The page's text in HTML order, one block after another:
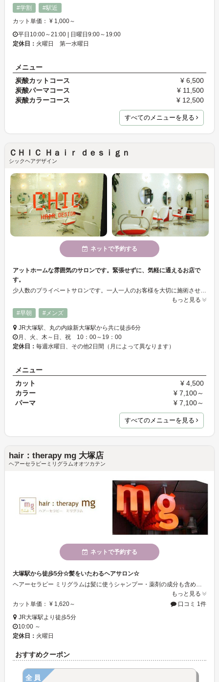
#学割
#駅近
カット単価： ¥ 1,000～
平日10:00～21:00 | 日曜日9:00～19:00
定休日： 火曜日 第一水曜日
メニュー
炭酸カットコース
¥ 6,500
炭酸パーマコース
¥ 11,500
炭酸カラーコース
¥ 12,500
すべてのメニューを見る
ＣＨＩＣ Ｈａｉｒ ｄｅｓｉｇｎ
シックヘアデザイン
ネットで予約する
アットホームな雰囲気のサロンです。緊張せずに、気軽に通えるお店で
す。
少人数のプライベートサロンです。一人一人のお客様を大切に施術させていただきます。白を基調とした清潔感のある雰囲気の中で、施術が受けれます。
もっと見る
#早朝
#メンズ
JR大塚駅、丸の内線新大塚駅から共に徒歩6分
月、火、木～日、祝 10：00～19：00
定休日： 毎週水曜日、その他2日間（月によって異なります）
メニュー
カット
¥ 4,500
カラー
¥ 7,100～
パーマ
¥ 7,100～
すべてのメニューを見る
hair：therapy mg 大塚店
ヘアーセラピーミリグラムオオツカテン
ネットで予約する
大塚駅から徒歩5分☆髪をいたわるヘアサロン☆
もっと見る
カット単価： ¥ 1,620～
口コミ 1件
JR大塚駅より徒歩5分
10:00 ～
定休日： 火曜日
おすすめクーポン
全員